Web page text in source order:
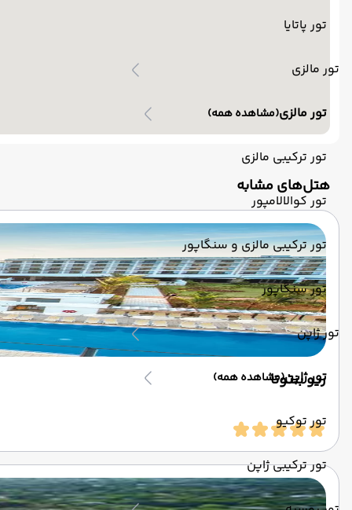
تور پاتایا
تور مالزی
تور مالزی(مشاهده همه)
تور ترکیبی مالزی
تور کوالالامپور
تور ترکیبی مالزی و سنگاپور
تور سنگاپور
تور ژاپن
تور ژاپن(مشاهده همه)
تور توکیو
تور ترکیبی ژاپن
‌هتل‌های مشابه
ریو بنتوتا